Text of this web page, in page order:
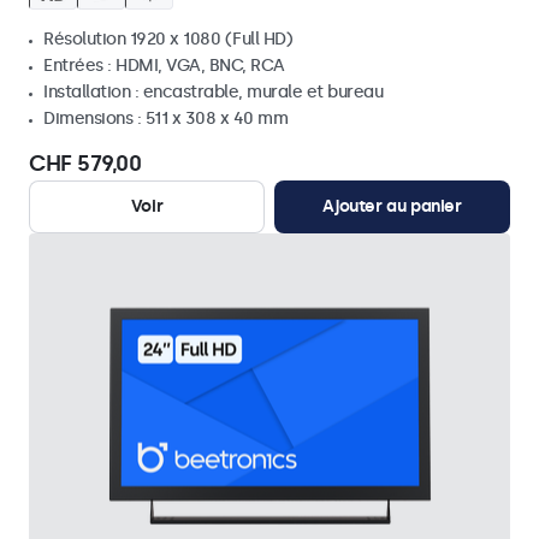
Résolution 1920 x 1080 (Full HD)
Entrées : HDMI, VGA, BNC, RCA
Installation : encastrable, murale et bureau
Dimensions : 511 x 308 x 40 mm
CHF 579,00
Voir Ajouter au panier